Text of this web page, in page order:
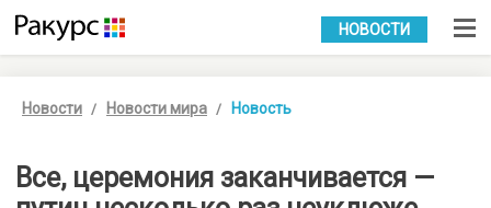
УКР РУС
НОВОСТИ
Новости Новости мира Новость
Все, церемония заканчивается —